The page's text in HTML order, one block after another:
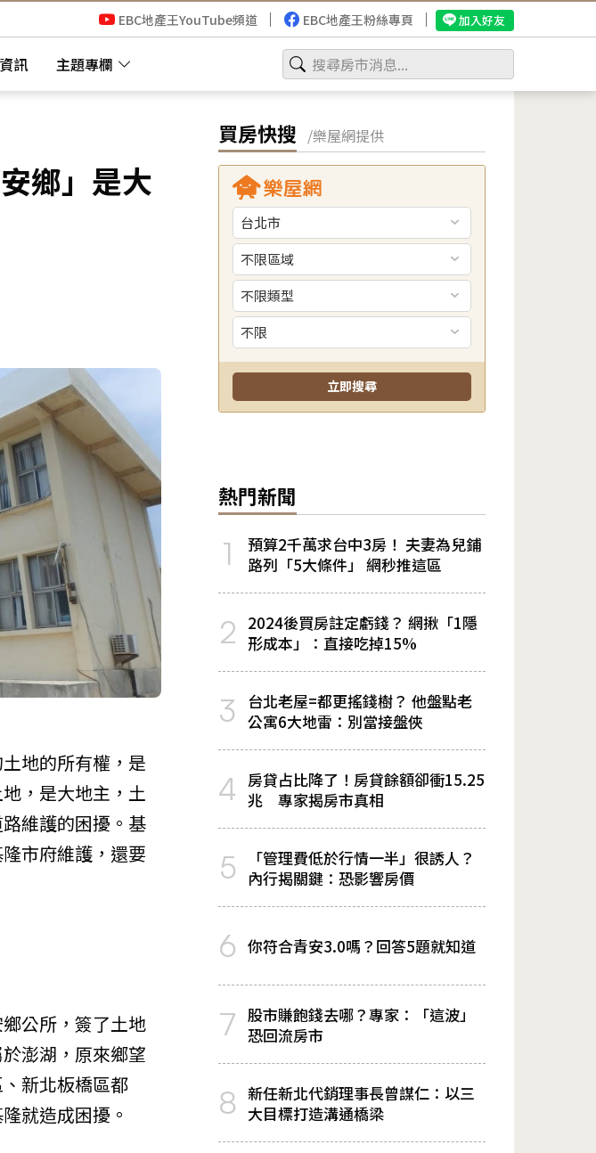
訊 主題專欄
EBC地產王YouTube頻道 EBC地產王粉絲專頁 加入好友
鄉」是大
地的所有權，是
，是大地主，土
維護的困擾。基
市府維護，還要
公所，簽了土地
澎湖，原來鄉望
新北板橋區都
就造成困擾。
買房快搜 /樂屋網提供
熱門新聞
1
預算2千萬求台中3房！ 夫妻為兒鋪
路列「5大條件」 網秒推這區
2 2024後買房註定虧錢？ 網揪「1隱
形成本」：直接吃掉15%
3
台北老屋=都更搖錢樹？ 他盤點老
公寓6大地雷：別當接盤俠
4 房貸占比降了！房貸餘額卻衝15.25
兆 專家揭房市真相
5
「管理費低於行情一半」很誘人？
內行揭關鍵：恐影響房價
6 你符合青安3.0嗎？回答5題就知道
7 股市賺飽錢去哪？專家：「這波」
恐回流房市
8 新任新北代銷理事長曾謀仁：以三
大目標打造溝通橋梁